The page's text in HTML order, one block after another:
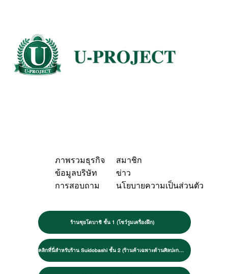
ร้านซุยโดบาชิ ชั้น 1 (โชว์รูมเครื่องฝึก)
คลิกที่นี่สำหรับร้าน Suidobashi ชั้น 2 (ร้านค้าเฉพาะด้านศิลปะการต่อสู้และการฝึกฝน)
ภาพรวมธุรกิจ
สมาชิก
ข้อมูลบริษัท
ข่าว
การสอบถาม
นโยบายความเป็นส่วนตัว